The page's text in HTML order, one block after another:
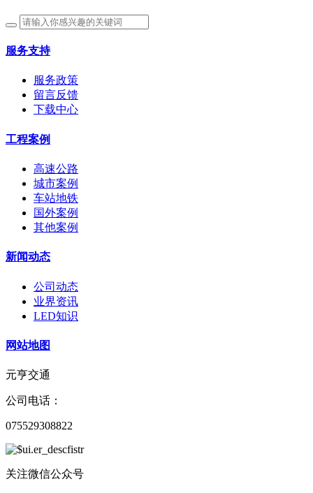
服务支持
服务政策
留言反馈
下载中心
工程案例
高速公路
城市案例
车站地铁
国外案例
其他案例
新闻动态
公司动态
业界资讯
LED知识
网站地图
元亨交通
公司电话：
075529308822
关注微信公众号